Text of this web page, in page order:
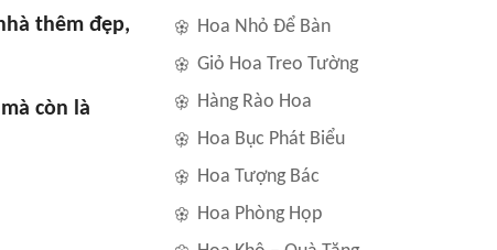
thêm đẹp,
còn là
Hoa Nhỏ Để Bàn
Giỏ Hoa Treo Tường
Hàng Rào Hoa
Hoa Bục Phát Biểu
Hoa Tượng Bác
Hoa Phòng Họp